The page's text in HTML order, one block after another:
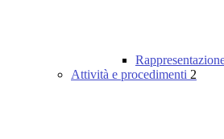
Attività e procedimenti 2